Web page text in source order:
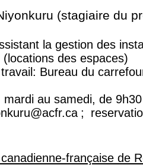
(stagiaire du
la gestion des
des espaces)
Bureau du
mardi au samedi, de
;
française de